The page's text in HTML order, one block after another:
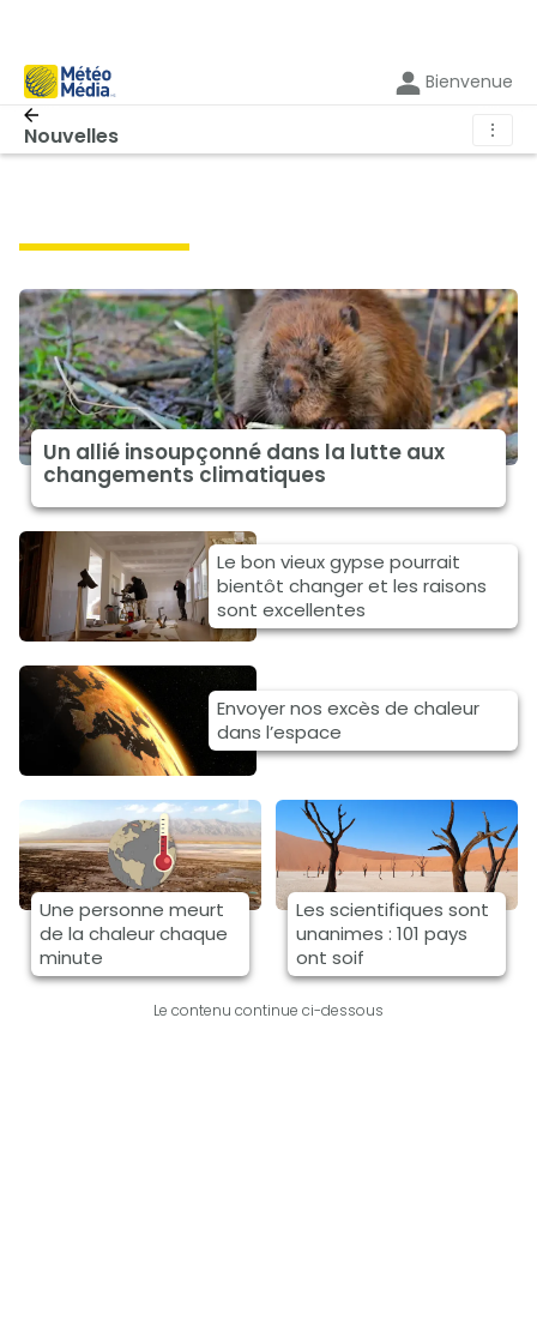
Bienvenue
Nouvelles ⋮
Un allié insoupçonné dans la lutte aux
changements climatiques
Le bon vieux gypse pourrait
bientôt changer et les raisons
sont excellentes
Envoyer nos excès de chaleur
dans l’espace
Une personne meurt
de la chaleur chaque
minute
Les scientifiques sont
unanimes : 101 pays
ont soif
Le contenu continue ci-dessous